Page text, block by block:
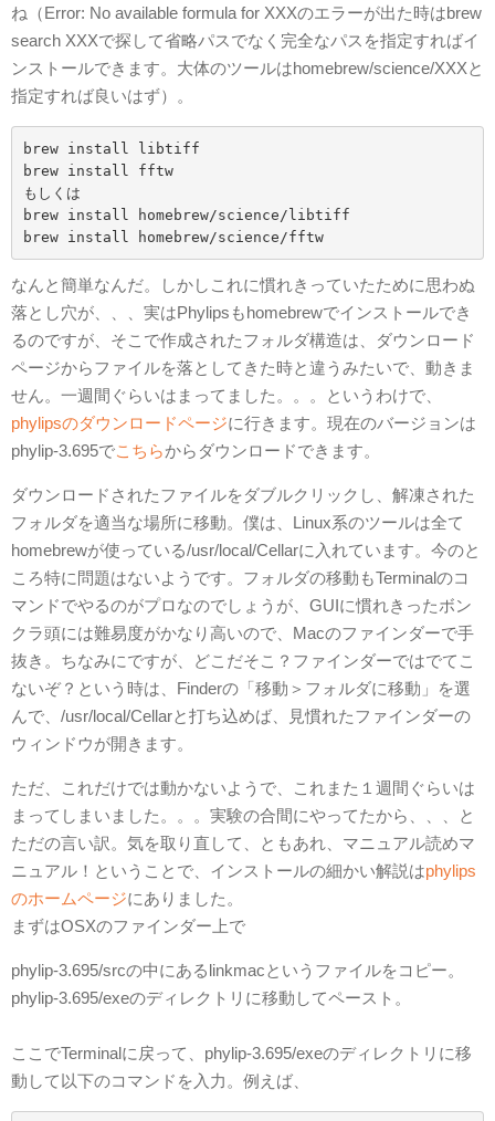
ね（Error: No available formula for XXXのエラーが出た時はbrew
search XXXで探して省略パスでなく完全なパスを指定すればイ
ンストールできます。大体のツールはhomebrew/science/XXXと
指定すれば良いはず）。
brew install libtiff
brew install fftw
もしくは
brew install homebrew/science/libtiff
brew install homebrew/science/fftw
なんと簡単なんだ。しかしこれに慣れきっていたために思わぬ
落とし穴が、、、実はPhylipsもhomebrewでインストールでき
るのですが、そこで作成されたフォルダ構造は、ダウンロード
ページからファイルを落としてきた時と違うみたいで、動きま
せん。一週間ぐらいはまってました。。。というわけで、
phylipsのダウンロードページに行きます。現在のバージョンは
phylip-3.695でこちらからダウンロードできます。
ダウンロードされたファイルをダブルクリックし、解凍された
フォルダを適当な場所に移動。僕は、Linux系のツールは全て
homebrewが使っている/usr/local/Cellarに入れています。今のと
ころ特に問題はないようです。フォルダの移動もTerminalのコ
マンドでやるのがプロなのでしょうが、GUIに慣れきったボン
クラ頭には難易度がかなり高いので、Macのファインダーで手
抜き。ちなみにですが、どこだそこ？ファインダーではでてこ
ないぞ？という時は、Finderの「移動＞フォルダに移動」を選
んで、/usr/local/Cellarと打ち込めば、見慣れたファインダーの
ウィンドウが開きます。
ただ、これだけでは動かないようで、これまた１週間ぐらいは
まってしまいました。。。実験の合間にやってたから、、、と
ただの言い訳。気を取り直して、ともあれ、マニュアル読めマ
ニュアル！ということで、インストールの細かい解説はphylips
のホームページにありました。
まずはOSXのファインダー上で
phylip-3.695/srcの中にあるlinkmacというファイルをコピー。
phylip-3.695/exeのディレクトリに移動してペースト。
ここでTerminalに戻って、phylip-3.695/exeのディレクトリに移
動して以下のコマンドを入力。例えば、